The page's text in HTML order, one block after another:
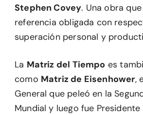
Stephen Covey. Una obra
referencia obligada con
superación personal y
La Matriz del Tiempo es
como Matriz de Eisenhower,
General que peleó en la
Mundial y luego fue